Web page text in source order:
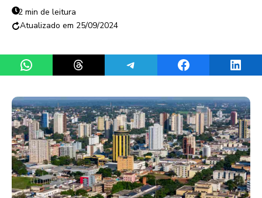
2 min de leitura
25/09/2024
Share on WhatsAppShare on ThreadsShare on TelegramShare on Facebook